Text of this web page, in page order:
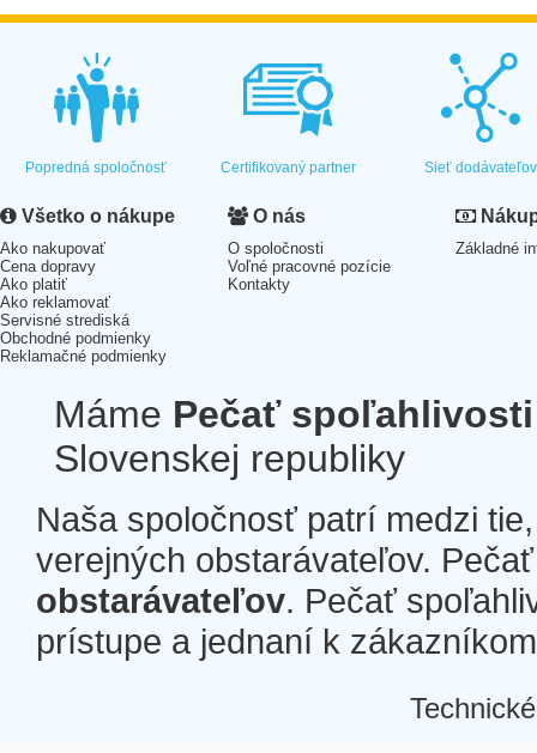
Popredná spoločnosť Certifikovaný partner Sieť dodávateľov
Všetko o nákupe
Ako nakupovať
Cena dopravy
Ako platiť
Ako reklamovať
Servisné strediská
Obchodné podmienky
Reklamačné podmienky
O nás
O spoločnosti
Voľné pracovné pozície
Kontakty
Základné
Máme Pečať spoľahlivosti
Slovenskej republiky
Naša spoločnosť patrí medzi
verejných obstarávateľov.
obstarávateľov. Pečať
prístupe a jednaní k